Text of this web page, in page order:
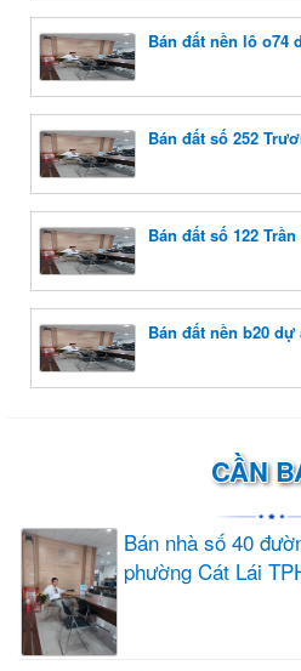
Bán đất nền lô o74
Bán đất số 252
Bán đất số 122
Bán đất nền b20
CẦN
Bán nhà số 40
phường Cát Lái